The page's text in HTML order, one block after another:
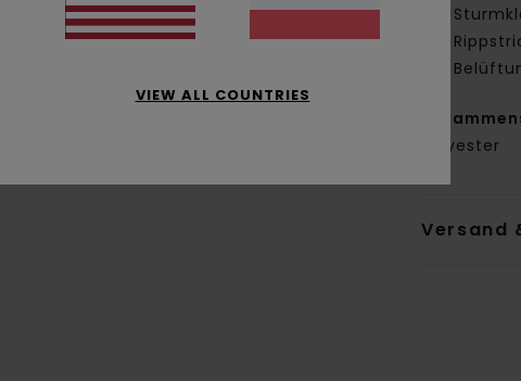
Polyester
Versand
VIEW ALL COUNTRIES